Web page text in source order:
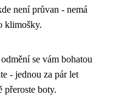
není průvan - nemá
klimošky.
se vám bohatou
- jednou za pár let
přeroste boty.